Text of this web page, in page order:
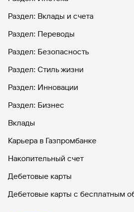
Раздел: Вклады и счета
Раздел: Переводы
Раздел: Безопасность
Раздел: Стиль жизни
Раздел: Инновации
Раздел: Бизнес
Вклады
Карьера в Газпромбанке
Накопительный счет
Дебетовые карты
Дебетовые карты с бесплатным